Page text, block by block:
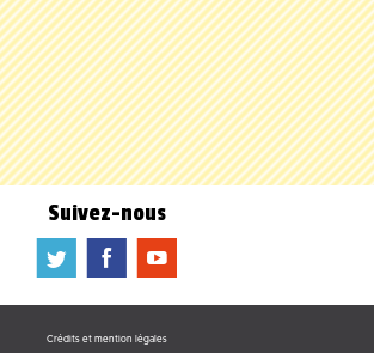
Suivez-nous
a b f
Crédits et mention légales